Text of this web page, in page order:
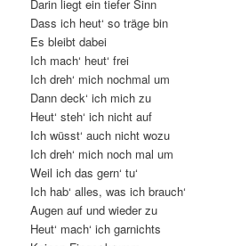
Darin liegt ein tiefer Sinn
Dass ich heut‘ so träge bin
Es bleibt dabei
Ich mach‘ heut‘ frei
Ich dreh‘ mich nochmal um
Dann deck‘ ich mich zu
Heut‘ steh‘ ich nicht auf
Ich wüsst‘ auch nicht wozu
Ich dreh‘ mich noch mal um
Weil ich das gern‘ tu‘
Ich hab‘ alles, was ich brauch‘
Augen auf und wieder zu
Heut‘ mach‘ ich garnichts